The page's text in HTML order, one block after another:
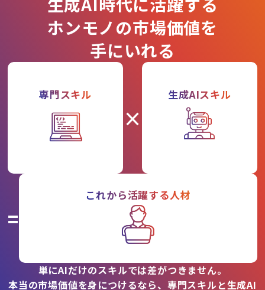
ホンモノの市場価値を
手にいれる
専門スキル
×
生成AIスキル
=
これから活躍する人材
単にAIだけのスキルでは差がつきません。
本当の市場価値を身につけるなら、専門スキルと生成AI